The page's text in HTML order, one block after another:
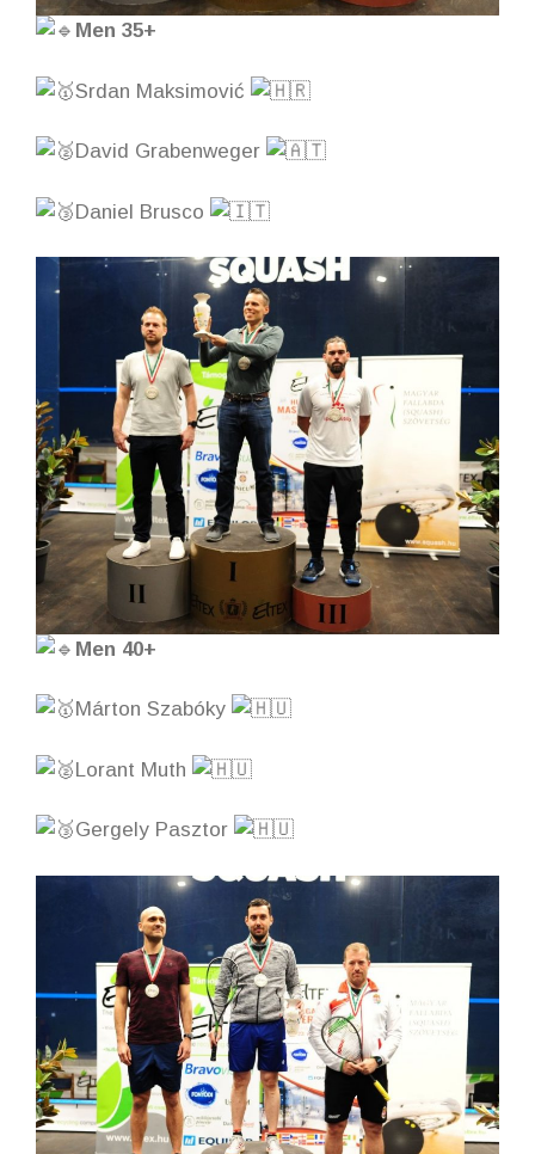
Men 35+
Srdan Maksimović
David Grabenweger
Daniel Brusco
Men 40+
Márton Szabóky
Lorant Muth
Gergely Pasztor